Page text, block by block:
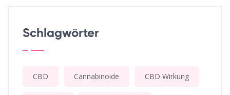
Schlagwörter
CBD Cannabinoide CBD Wirkung